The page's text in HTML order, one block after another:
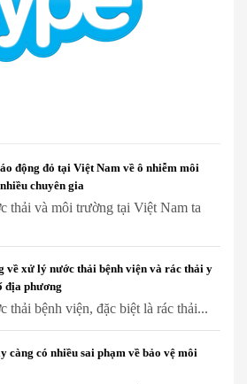
động đỏ tại Việt Nam về ô nhiễm môi
chuyên gia
thải và môi trường tại Việt Nam ta
về xử lý nước thải bệnh viện và rác thải y
địa phương
thải bệnh viện, đặc biệt là rác thải...
càng có nhiều sai phạm về bảo vệ môi